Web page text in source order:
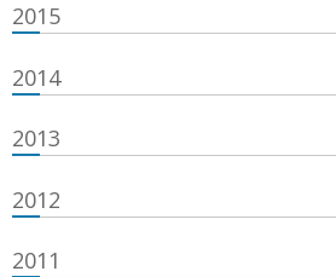
2015
2014
2013
2012
2011